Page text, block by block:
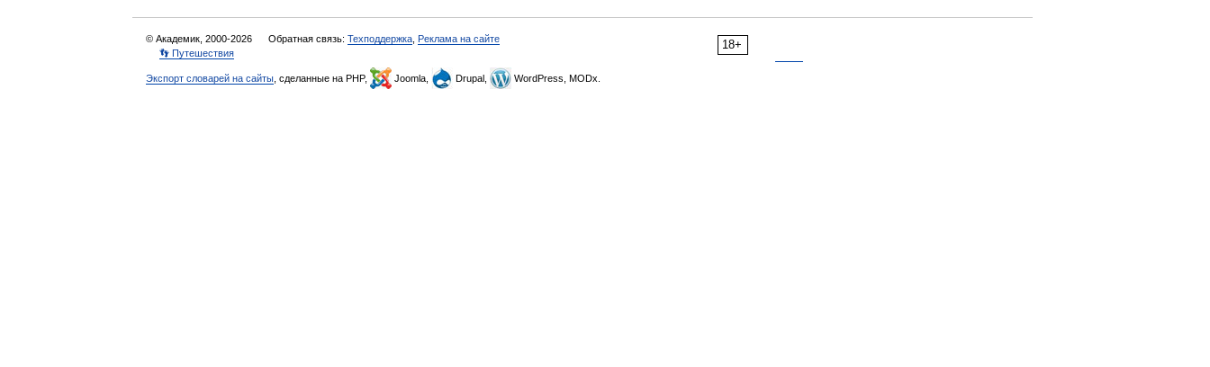
18+
© Академик, 2000-2026 Обратная связь: Техподдержка Реклама на сайте
👣 Путешествия
Экспорт словарей на сайты , сделанные на PHP, Joomla, Drupal, WordPress, MODx.